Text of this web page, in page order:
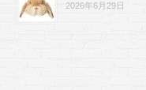
2026年6月29日